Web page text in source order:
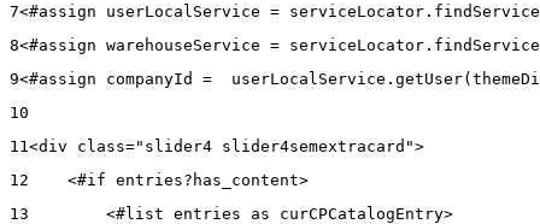
7<#assign userLocalService =
8<#assign warehouseService =
9<#assign companyId =
10
11 <div class="slider4 slider4semextracard">
12
    <#if entries?has_content>
13
        <#list entries as curCPCatalogEntry>